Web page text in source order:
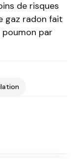
de risques
gaz radon fait
par